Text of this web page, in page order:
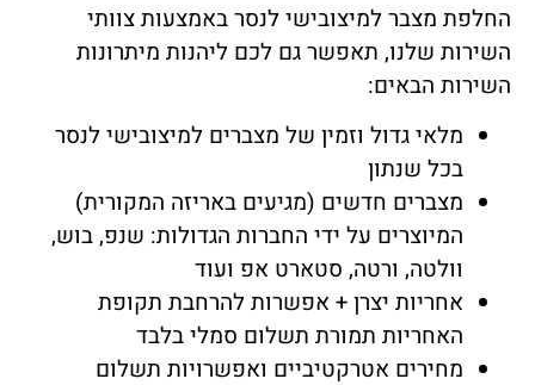
החלפת מצבר למיצובישי לנסר באמצעות צוותי
השירות שלנו, תאפשר גם לכם ליהנות מיתרונות
השירות הבאים:
מלאי גדול וזמין של מצברים למיצובישי לנסר
בכל שנתון
מצברים חדשים (מגיעים באריזה המקורית)
המיוצרים על ידי החברות הגדולות: שנפ, בוש,
וולטה, ורטה, סטארט אפ ועוד
אחריות יצרן + אפשרות להרחבת תקופת
האחריות תמורת תשלום סמלי בלבד
מחירים אטרקטיביים ואפשרויות תשלום